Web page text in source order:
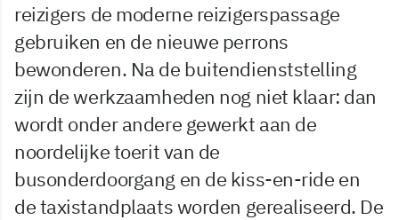
reizigers de moderne reizigerspassage
gebruiken en de nieuwe perrons
bewonderen. Na de buitendienststelling
zijn de werkzaamheden nog niet klaar: dan
wordt onder andere gewerkt aan de
noordelijke toerit van de
busonderdoorgang en de kiss-en-ride en
de taxistandplaats worden gerealiseerd. De